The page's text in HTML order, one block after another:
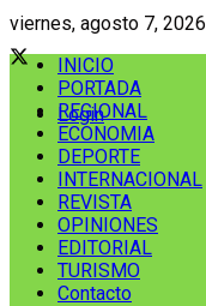
viernes, agosto 7, 2026
Login
INICIO
PORTADA
REGIONAL
ECONOMIA
DEPORTE
INTERNACIONAL
REVISTA
OPINIONES
EDITORIAL
TURISMO
Contacto